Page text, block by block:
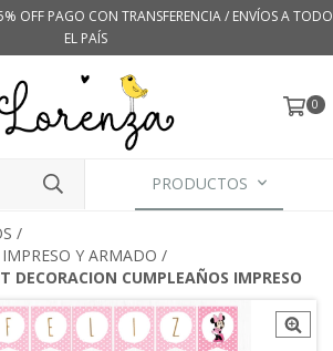
OFF PAGO CON TRANSFERENCIA / ENVÍOS A TODO
EL PAÍS
0
PRODUCTOS
/
Y ARMADO /
DECORACION CUMPLEAÑOS IMPRESO